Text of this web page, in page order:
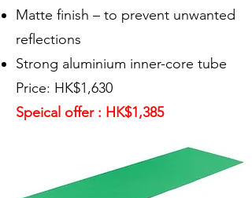
Matte finish – to prevent unwanted
reflections
Strong aluminium inner-core tube
Price: HK$1,630
Speical offer : HK$1,385